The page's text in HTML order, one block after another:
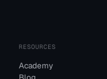
RESOURCES
Academy